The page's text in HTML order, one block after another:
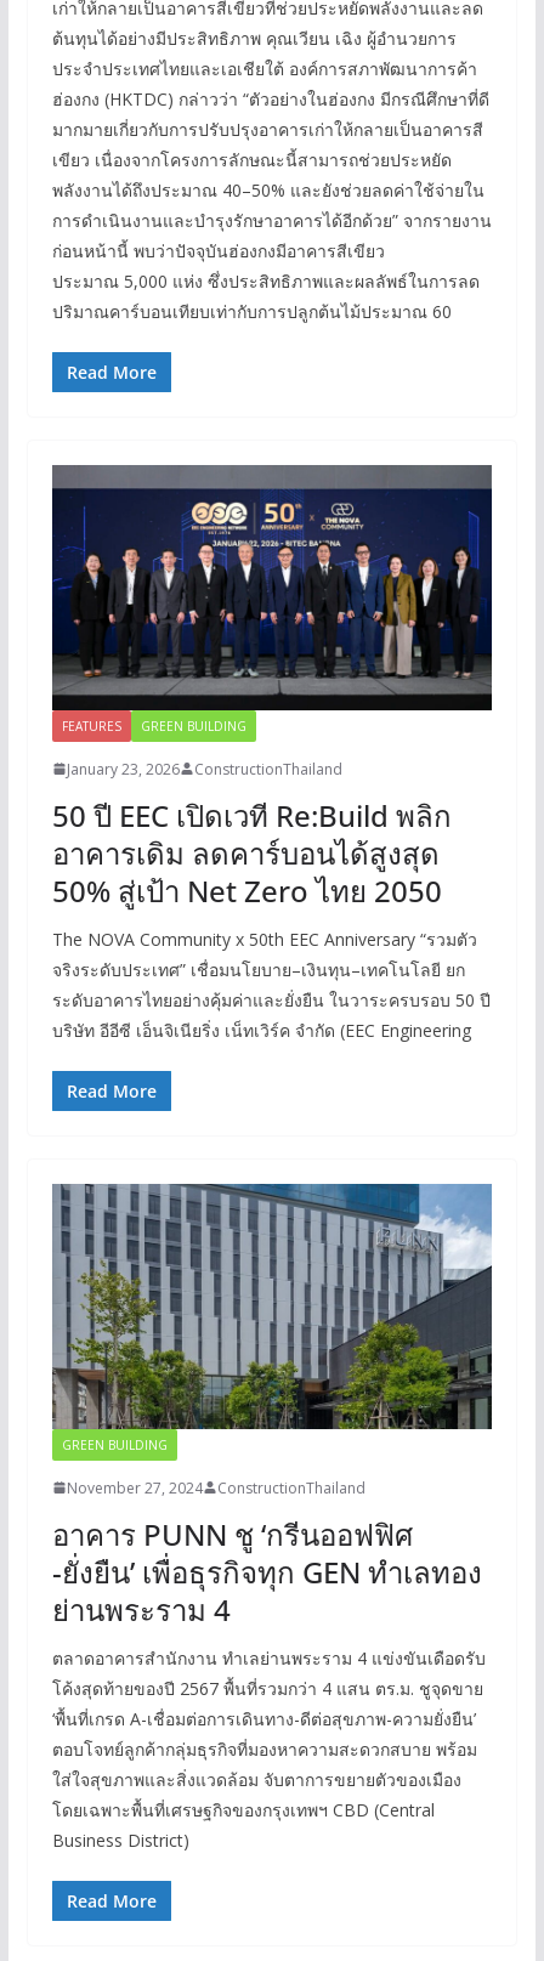
เก่าให้กลายเป็นอาคารสีเขียวที่ช่วยประหยัดพลังงานและลด
ต้นทุนได้อย่างมีประสิทธิภาพ คุณเวียน เฉิง ผู้อำนวยการ
ประจำประเทศไทยและเอเชียใต้ องค์การสภาพัฒนาการค้า
ฮ่องกง (HKTDC) กล่าวว่า “ตัวอย่างในฮ่องกง มีกรณีศึกษาที่ดี
มากมายเกี่ยวกับการปรับปรุงอาคารเก่าให้กลายเป็นอาคารสี
เขียว เนื่องจากโครงการลักษณะนี้สามารถช่วยประหยัด
พลังงานได้ถึงประมาณ 40–50% และยังช่วยลดค่าใช้จ่ายใน
การดำเนินงานและบำรุงรักษาอาคารได้อีกด้วย” จากรายงาน
ก่อนหน้านี้ พบว่าปัจจุบันฮ่องกงมีอาคารสีเขียว
ประมาณ 5,000 แห่ง ซึ่งประสิทธิภาพและผลลัพธ์ในการลด
ปริมาณคาร์บอนเทียบเท่ากับการปลูกต้นไม้ประมาณ 60
Read More
FEATURES GREEN BUILDING
January 23, 2026 ConstructionThailand
50 ปี EEC เปิดเวที Re:Build พลิก
อาคารเดิม ลดคาร์บอนได้สูงสุด
50% สู่เป้า Net Zero ไทย 2050
The NOVA Community x 50th EEC Anniversary “รวมตัว
จริงระดับประเทศ” เชื่อมนโยบาย–เงินทุน–เทคโนโลยี ยก
ระดับอาคารไทยอย่างคุ้มค่าและยั่งยืน ในวาระครบรอบ 50 ปี
บริษัท อีอีซี เอ็นจิเนียริ่ง เน็ทเวิร์ค จำกัด (EEC Engineering
Read More
GREEN BUILDING
November 27, 2024 ConstructionThailand
อาคาร PUNN ชู ‘กรีนออฟฟิศ
-ยั่งยืน’ เพื่อธุรกิจทุก GEN ทำเลทอง
ย่านพระราม 4
ตลาดอาคารสำนักงาน ทำเลย่านพระราม 4 แข่งขันเดือดรับ
โค้งสุดท้ายของปี 2567 พื้นที่รวมกว่า 4 แสน ตร.ม. ชูจุดขาย
‘พื้นที่เกรด A-เชื่อมต่อการเดินทาง-ดีต่อสุขภาพ-ความยั่งยืน’
ตอบโจทย์ลูกค้ากลุ่มธุรกิจที่มองหาความสะดวกสบาย พร้อม
ใส่ใจสุขภาพและสิ่งแวดล้อม จับตาการขยายตัวของเมือง
โดยเฉพาะพื้นที่เศรษฐกิจของกรุงเทพฯ CBD (Central
Business District)
Read More